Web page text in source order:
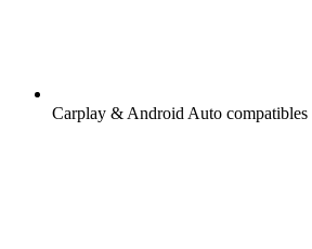
Carplay & Android Auto compatibles